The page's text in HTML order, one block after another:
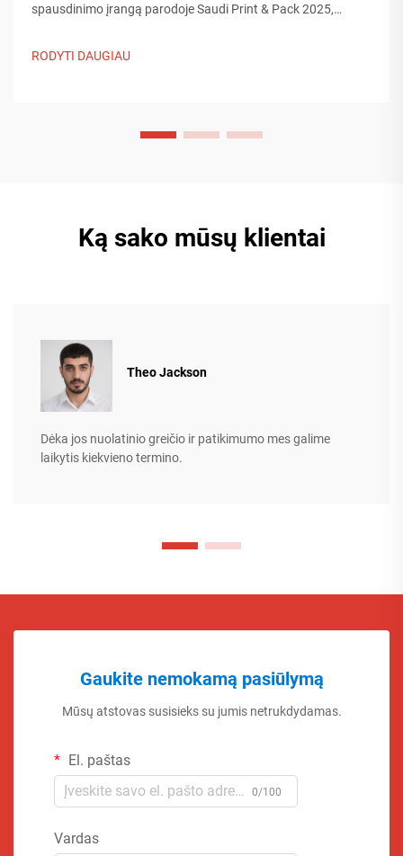
spausdinimo įrangą parodoje Saudi Print & Pack 2025,
RODYTI DAUGIAU
Ką sako mūsų klientai
Theo Jackson
Dėka jos nuolatinio greičio ir patikimumo mes galime
laikytis kiekvieno termino.
Gaukite nemokamą pasiūlymą
Mūsų atstovas susisieks su jumis netrukdydamas.
El. paštas
0/100
Vardas